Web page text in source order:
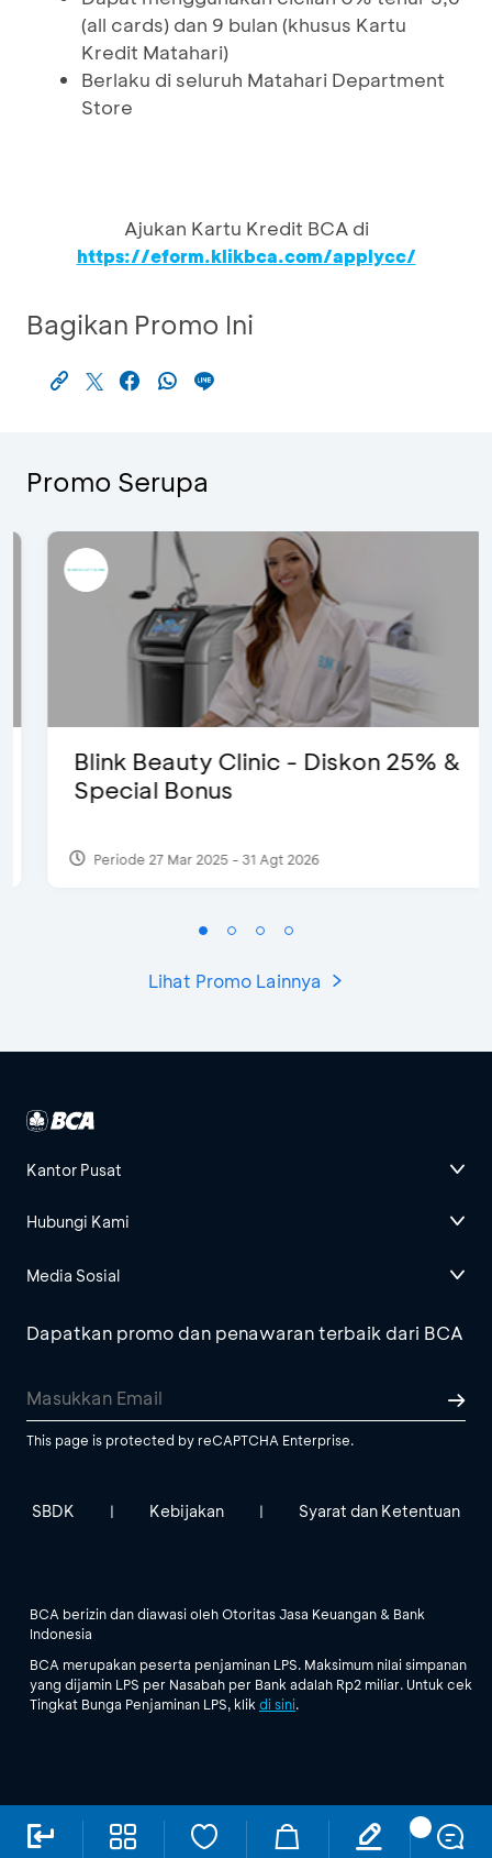
(all cards) dan 9 bulan (khusus Kartu
Kredit Matahari)
Berlaku di seluruh Matahari Department
Store
Ajukan Kartu Kredit BCA di
https://eform.klikbca.com/applycc/
Bagikan Promo Ini
Promo Serupa
Blink Beauty Clinic - Diskon 25% &
Special Bonus
Periode 27 Mar 2025 - 31 Agt 2026
Lihat Promo Lainnya
Kantor Pusat
Hubungi Kami
Media Sosial
Dapatkan promo dan penawaran terbaik dari BCA
This page is protected by reCAPTCHA Enterprise.
SBDK | Kebijakan | Syarat dan Ketentuan
BCA berizin dan diawasi oleh Otoritas Jasa Keuangan & Bank
Indonesia
BCA merupakan peserta penjaminan LPS. Maksimum nilai simpanan
yang dijamin LPS per Nasabah per Bank adalah Rp2 miliar. Untuk cek
Tingkat Bunga Penjaminan LPS, klik di sini.